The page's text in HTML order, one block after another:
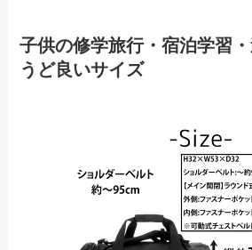
子供の修学旅行・宿泊学習
うど良いサイズ